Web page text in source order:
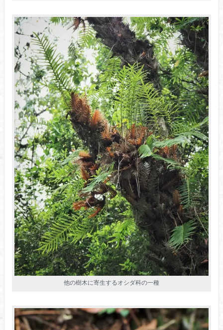
他の樹木に寄生するオシダ科の一種